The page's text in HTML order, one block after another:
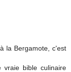
la Bergamote, c'est
vraie bible culinaire